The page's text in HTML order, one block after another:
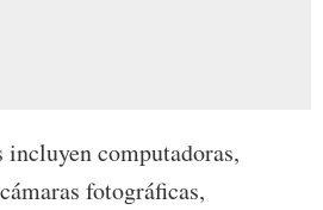
incluyen computadoras,
fotográficas,